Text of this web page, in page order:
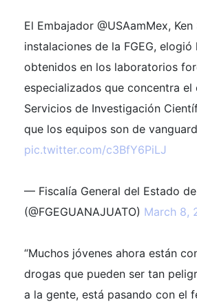
El Embajador @USAamMex,
instalaciones de la FGEG,
obtenidos en los laboratorios
especializados que concentra
Servicios de Investigación
que los equipos son de
pic.twitter.com/c3BfY6PiLJ
— Fiscalía General del Estado
(@FGEGUANAJUATO) March 8,
“Muchos jóvenes ahora están
drogas que pueden ser tan
a la gente, está pasando con el